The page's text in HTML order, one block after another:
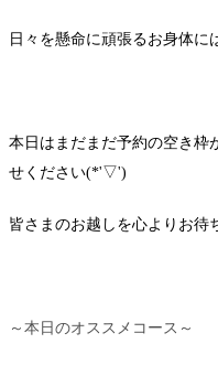
日々を懸命に頑張るお身体に
本日はまだまだ予約の空き枠
せください(*'▽')
皆さまのお越しを心よりお待
～本日のオススメコース～